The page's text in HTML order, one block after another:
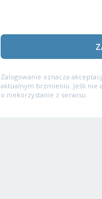
Zalogowanie oznacza
aktualnym brzmieniu. Jeśli nie
o niekorzystanie z serwisu.